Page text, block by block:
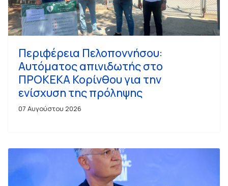
Περιφέρεια Πελοποννήσου:
Αυτόματος απινιδωτής στο
ΠΡΟΚΕΚΑ Κορίνθου για την
ενίσχυση της πρόληψης
07 Αυγούστου 2026